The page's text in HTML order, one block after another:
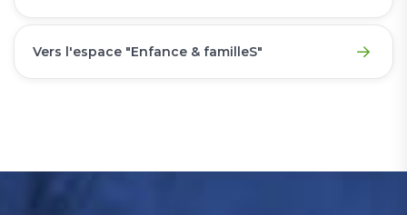
Vers l'espace "Enfance & familleS"